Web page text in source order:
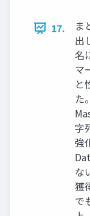
17.
ま
出
名
マ
と
た
字
強
な
獲
で